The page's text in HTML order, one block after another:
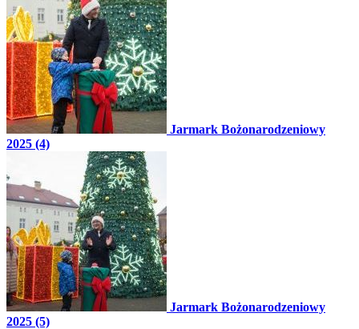
Jarmark Bożonarodzeniowy
2025 (4)
Jarmark Bożonarodzeniowy
2025 (5)